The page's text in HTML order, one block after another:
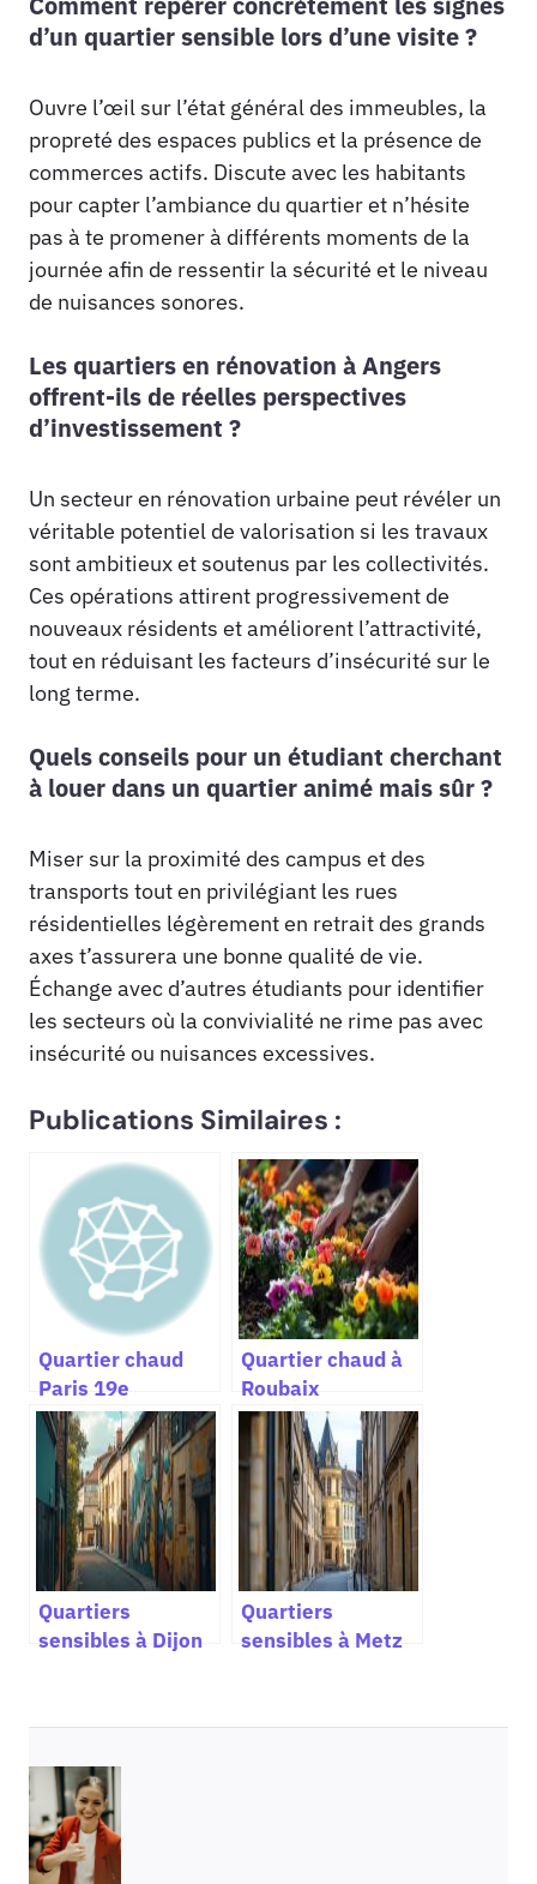
d’un quartier sensible lors d’une visite ?
Ouvre l’œil sur l’état général des immeubles, la
propreté des espaces publics et la présence de
commerces actifs. Discute avec les habitants
pour capter l’ambiance du quartier et n’hésite
pas à te promener à différents moments de la
journée afin de ressentir la sécurité et le niveau
de nuisances sonores.
Les quartiers en rénovation à Angers
offrent-ils de réelles perspectives
d’investissement ?
Un secteur en rénovation urbaine peut révéler un
véritable potentiel de valorisation si les travaux
sont ambitieux et soutenus par les collectivités.
Ces opérations attirent progressivement de
nouveaux résidents et améliorent l’attractivité,
tout en réduisant les facteurs d’insécurité sur le
long terme.
Quels conseils pour un étudiant cherchant
à louer dans un quartier animé mais sûr ?
Miser sur la proximité des campus et des
transports tout en privilégiant les rues
résidentielles légèrement en retrait des grands
axes t’assurera une bonne qualité de vie.
Échange avec d’autres étudiants pour identifier
les secteurs où la convivialité ne rime pas avec
insécurité ou nuisances excessives.
Publications Similaires :
Quartier chaud
Paris 19e
Quartier chaud à
Roubaix
Quartiers
sensibles à Dijon
Quartiers
sensibles à Metz